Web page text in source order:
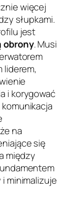
więcej
słupkami.
jest
obrony. Musi
liderem,
i korygować
na
się
między
minimalizuje